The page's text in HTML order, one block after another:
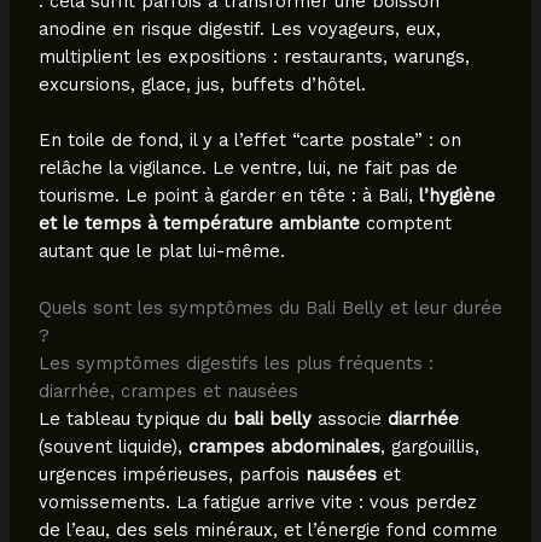
anodine en risque digestif. Les voyageurs, eux,
multiplient les expositions : restaurants, warungs,
excursions, glace, jus, buffets d’hôtel.
En toile de fond, il y a l’effet “carte postale” : on
relâche la vigilance. Le ventre, lui, ne fait pas de
tourisme. Le point à garder en tête : à Bali, l’hygiène
et le temps à température ambiantecomptent
autant que le plat lui-même.
Quels sont les symptômes du Bali Belly et leur durée
?
Les symptômes digestifs les plus fréquents :
diarrhée, crampes et nausées
Le tableau typique du bali bellyassocie diarrhée
(souvent liquide), crampes abdominales, gargouillis,
urgences impérieuses, parfois nauséeset
vomissements. La fatigue arrive vite : vous perdez
de l’eau, des sels minéraux, et l’énergie fond comme